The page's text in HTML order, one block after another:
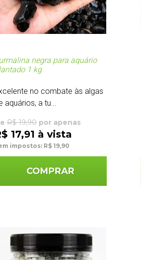
negra para aquário
1 kg
no combate às algas
aquários, a tu...
R$ 19,90 por apenas
17,91 à vista
impostos: R$ 19,90
COMPRAR